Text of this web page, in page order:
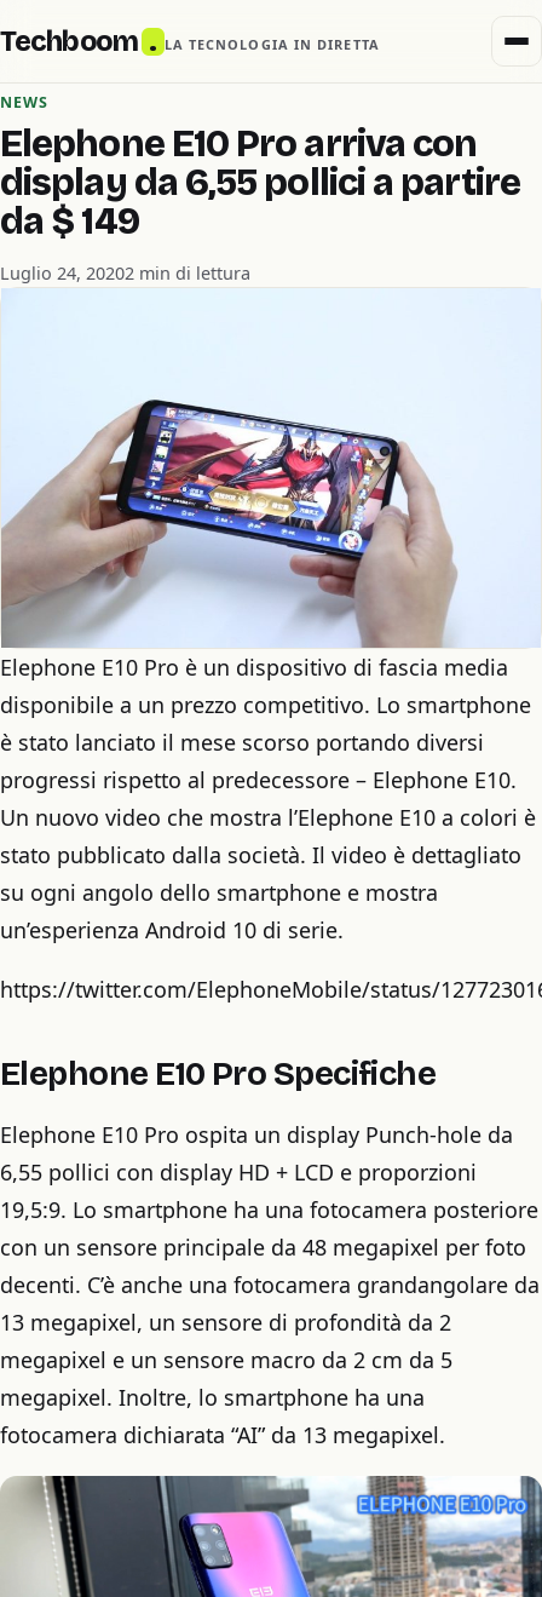
Techboom . LA TECNOLOGIA IN DIRETTA
NEWS
Elephone E10 Pro arriva con
display da 6,55 pollici a partire
da $ 149
Luglio 24, 20202 min di lettura
Elephone E10 Pro è un dispositivo di fascia media
disponibile a un prezzo competitivo. Lo smartphone
è stato lanciato il mese scorso portando diversi
progressi rispetto al predecessore – Elephone E10.
Un nuovo video che mostra l’Elephone E10 a colori è
stato pubblicato dalla società. Il video è dettagliato
su ogni angolo dello smartphone e mostra
un’esperienza Android 10 di serie.
https://twitter.com/ElephoneMobile/status/
Elephone E10 Pro Specifiche
Elephone E10 Pro ospita un display Punch-hole da
6,55 pollici con display HD + LCD e proporzioni
19,5:9. Lo smartphone ha una fotocamera posteriore
con un sensore principale da 48 megapixel per foto
decenti. C’è anche una fotocamera grandangolare da
13 megapixel, un sensore di profondità da 2
megapixel e un sensore macro da 2 cm da 5
megapixel. Inoltre, lo smartphone ha una
fotocamera dichiarata “AI” da 13 megapixel.